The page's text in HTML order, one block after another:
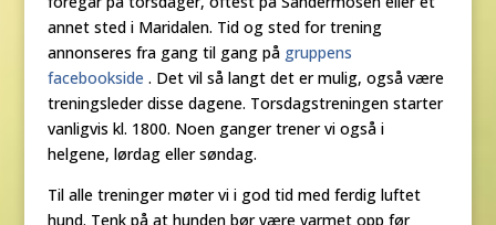
annet sted i Maridalen. Tid og sted for trening
annonseres fra gang til gang på gruppens
facebookside . Det vil så langt det er mulig, også være
treningsleder disse dagene. Torsdagstreningen starter
vanligvis kl. 1800. Noen ganger trener vi også i
helgene, lørdag eller søndag.
Til alle treninger møter vi i god tid med ferdig luftet
hund. Tenk på at hunden bør være varmet opp før